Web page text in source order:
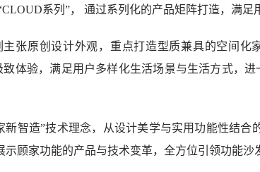
系列”， 通过系列化的产品矩阵打造，满足
张原创设计外观，重点打造型质兼具的空间化
体验，满足用户多样化生活场景与生活方式，
新智造”技术理念，从设计美学与实用功能性结合
示顾家功能的产品与技术变革，全方位引领功能沙